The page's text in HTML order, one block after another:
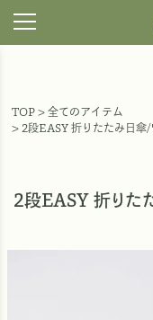
TOP
全てのアイテム
2段EASY 折りたたみ日
2段EASY 折りた